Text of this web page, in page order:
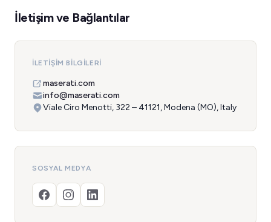
İletişim ve Bağlantılar
İLETIŞIM BILGILERI
maserati.com
info@maserati.com
Viale Ciro Menotti, 322 – 41121, Modena (MO), Italy
SOSYAL MEDYA